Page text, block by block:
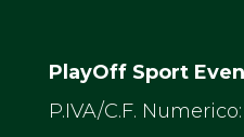
PlayOff Sport
P.IVA/C.F.